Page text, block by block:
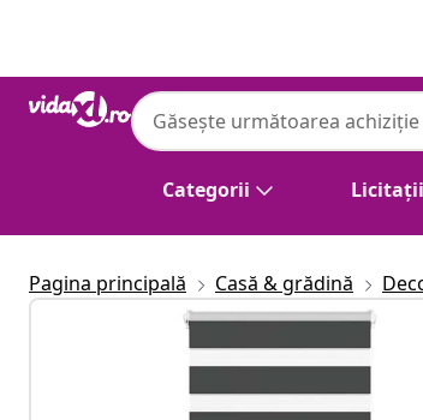
Categorii Licitații
Pagina principală Casă & grădină